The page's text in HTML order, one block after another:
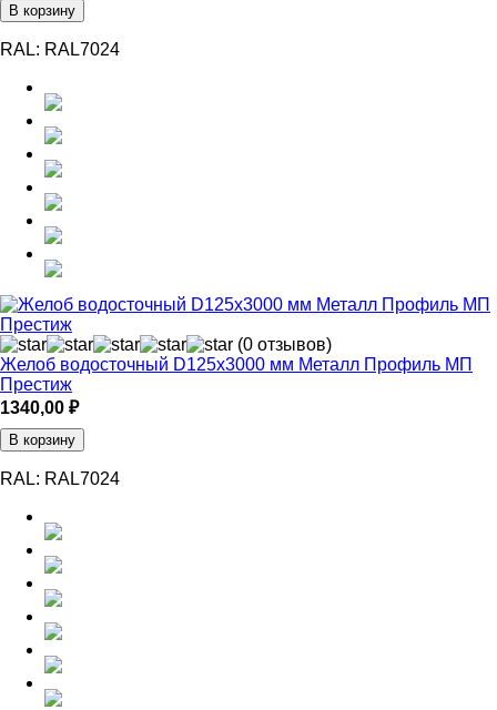
В корзину
RAL: RAL7024
(0 отзывов)
Желоб водосточный D125х3000 мм Металл Профиль МП
Престиж
1340,00 ₽
В корзину
RAL: RAL7024